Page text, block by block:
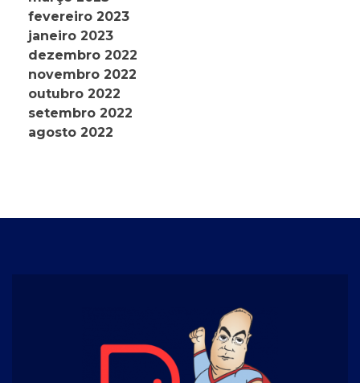
fevereiro 2023
janeiro 2023
dezembro 2022
novembro 2022
outubro 2022
setembro 2022
agosto 2022